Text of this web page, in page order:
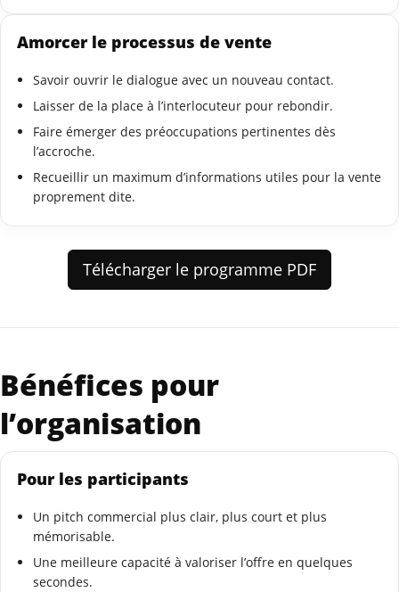
Amorcer le processus de vente
Savoir ouvrir le dialogue avec un nouveau contact.
Laisser de la place à l’interlocuteur pour rebondir.
Faire émerger des préoccupations pertinentes dès
l’accroche.
Recueillir un maximum d’informations utiles pour la vente
proprement dite.
Télécharger le programme PDF
Bénéfices pour
l’organisation
Pour les participants
Un pitch commercial plus clair, plus court et plus
mémorisable.
Une meilleure capacité à valoriser l’offre en quelques
secondes.